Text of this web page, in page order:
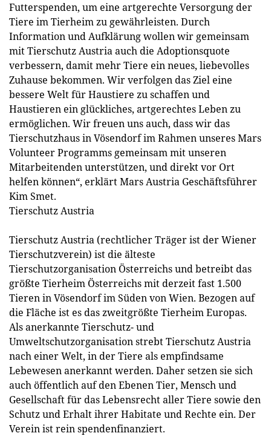
Futterspenden, um eine artgerechte Versorgung der
Tiere im Tierheim zu gewährleisten. Durch
Information und Aufklärung wollen wir gemeinsam
mit Tierschutz Austria auch die Adoptionsquote
verbessern, damit mehr Tiere ein neues, liebevolles
Zuhause bekommen. Wir verfolgen das Ziel eine
bessere Welt für Haustiere zu schaffen und
Haustieren ein glückliches, artgerechtes Leben zu
ermöglichen. Wir freuen uns auch, dass wir das
Tierschutzhaus in Vösendorf im Rahmen unseres Mars
Volunteer Programms gemeinsam mit unseren
Mitarbeitenden unterstützen, und direkt vor Ort
helfen können“, erklärt Mars Austria Geschäftsführer
Kim Smet.
Tierschutz Austria
Tierschutz Austria (rechtlicher Träger ist der Wiener
Tierschutzverein) ist die älteste
Tierschutzorganisation Österreichs und betreibt das
größte Tierheim Österreichs mit derzeit fast 1.500
Tieren in Vösendorf im Süden von Wien. Bezogen auf
die Fläche ist es das zweitgrößte Tierheim Europas.
Als anerkannte Tierschutz- und
Umweltschutzorganisation strebt Tierschutz Austria
nach einer Welt, in der Tiere als empfindsame
Lebewesen anerkannt werden. Daher setzen sie sich
auch öffentlich auf den Ebenen Tier, Mensch und
Gesellschaft für das Lebensrecht aller Tiere sowie den
Schutz und Erhalt ihrer Habitate und Rechte ein. Der
Verein ist rein spendenfinanziert.